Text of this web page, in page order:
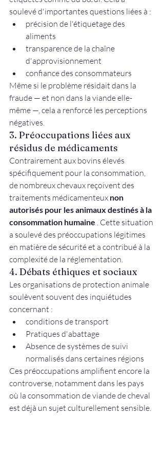
soulevé d'importantes questions liées à :
précision de l'étiquetage des
aliments
transparence de la chaîne
d'approvisionnement
confiance des consommateurs
Même si le problème résidait dans la
fraude — et non dans la viande elle-
même —, cela a renforcé les perceptions
négatives.
3. Préoccupations liées aux
résidus de médicaments
Contrairement aux bovins élevés
spécifiquement pour la consommation,
de nombreux chevaux reçoivent des
traitements médicamenteux non
autorisés pour les animaux destinés à la
consommation humaine . Cette situation
a soulevé des préoccupations légitimes
en matière de sécurité et a contribué à la
complexité de la réglementation.
4. Débats éthiques et sociaux
Les organisations de protection animale
soulèvent souvent des inquiétudes
concernant :
conditions de transport
Pratiques d'abattage
Absence de systèmes de suivi
normalisés dans certaines régions
Ces préoccupations amplifient encore la
controverse, notamment dans les pays
où la consommation de viande de cheval
est déjà un sujet culturellement sensible.